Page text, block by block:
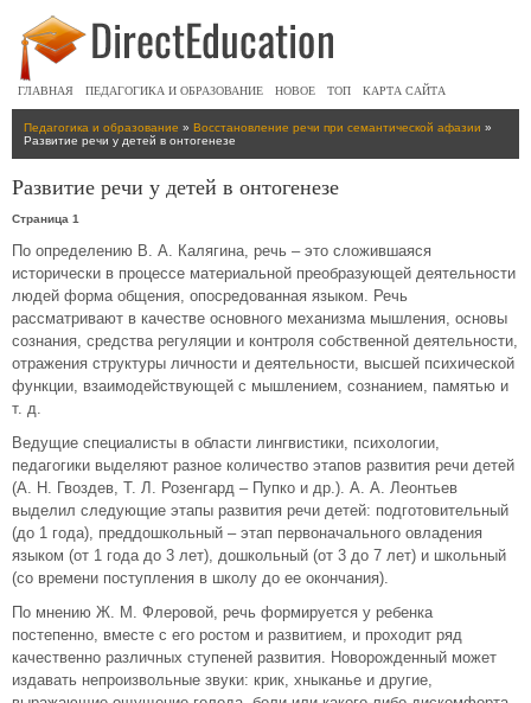
ГЛАВНАЯ ПЕДАГОГИКА И ОБРАЗОВАНИЕ НОВОЕ ТОП КАРТА САЙТА
Педагогика и образование » Восстановление речи при семантической афазии »
Развитие речи у детей в онтогенезе
Развитие речи у детей в онтогенезе
Страница 1
По определению В. А. Калягина, речь – это сложившаяся
исторически в процессе материальной преобразующей деятельности
людей форма общения, опосредованная языком. Речь
рассматривают в качестве основного механизма мышления, основы
сознания, средства регуляции и контроля собственной деятельности,
отражения структуры личности и деятельности, высшей психической
функции, взаимодействующей с мышлением, сознанием, памятью и
т. д.
Ведущие специалисты в области лингвистики, психологии,
педагогики выделяют разное количество этапов развития речи детей
(А. Н. Гвоздев, Т. Л. Розенгард – Пупко и др.). А. А. Леонтьев
выделил следующие этапы развития речи детей: подготовительный
(до 1 года), преддошкольный – этап первоначального овладения
языком (от 1 года до 3 лет), дошкольный (от 3 до 7 лет) и школьный
(со времени поступления в школу до ее окончания).
По мнению Ж. М. Флеровой, речь формируется у ребенка
постепенно, вместе с его ростом и развитием, и проходит ряд
качественно различных ступеней развития. Новорожденный может
издавать непроизвольные звуки: крик, хныканье и другие,